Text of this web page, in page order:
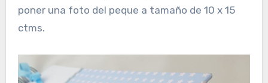
poner una foto del peque a tamaño de 10 x 15
ctms.